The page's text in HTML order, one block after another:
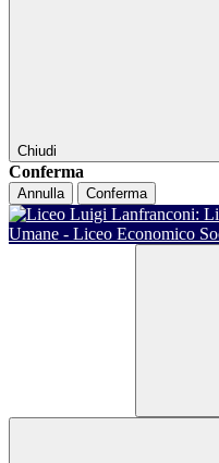
Chiudi
Conferma
Annulla Conferma